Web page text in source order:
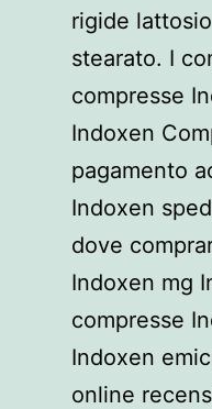
rigide
stearato. I
compresse
Indoxen
pagamento
Indoxen
dove
Indoxen mg
compresse
Indoxen
online